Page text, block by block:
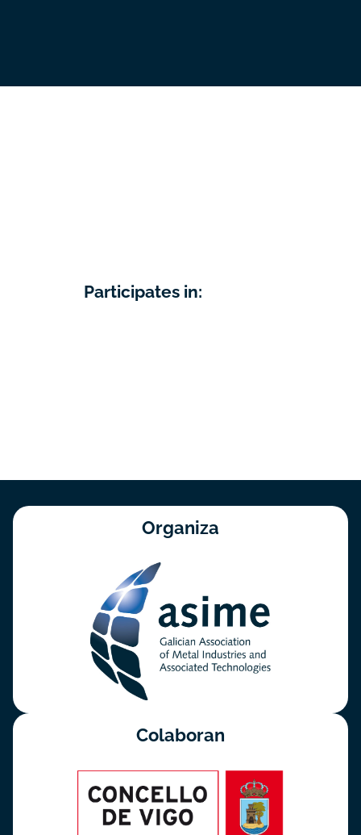
Participates in:
Organiza
Colaboran